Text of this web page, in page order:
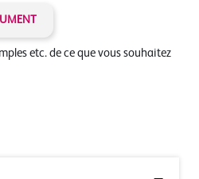
etc. de ce que vous souhaitez